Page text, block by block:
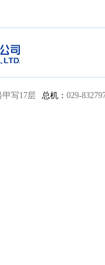
甲写17层 总机： 029-